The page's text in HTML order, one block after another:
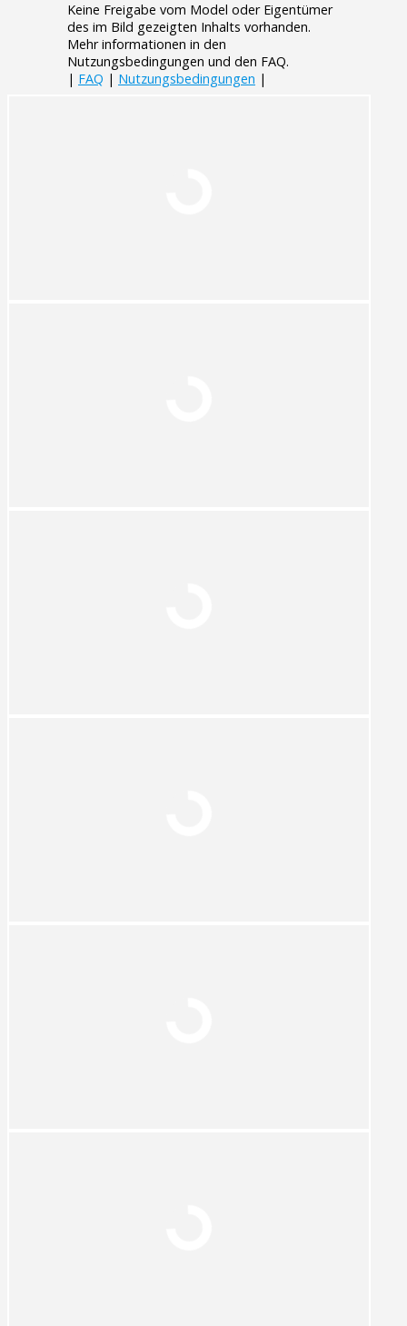
Keine Freigabe vom Model oder Eigentümer
des im Bild gezeigten Inhalts vorhanden.
Mehr informationen in den
Nutzungsbedingungen und den FAQ.
| FAQ | Nutzungsbedingungen |